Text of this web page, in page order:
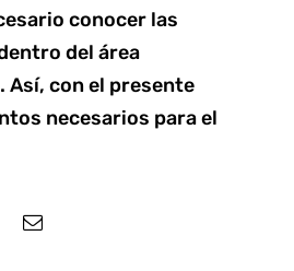
conocer las
del área
con el presente
necesarios para el